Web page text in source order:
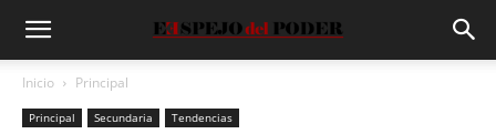
Inicio Principal
Principal Secundaria Tendencias